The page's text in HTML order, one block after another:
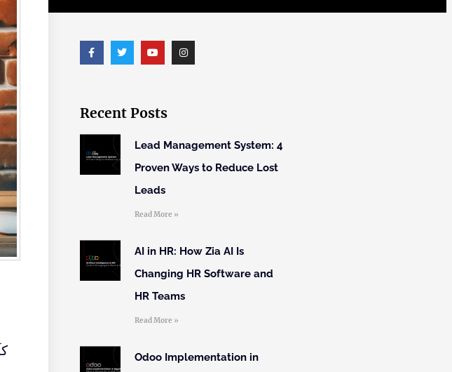
Recent Posts
Lead Management System: 4
Proven Ways to Reduce Lost
Leads
Read More »
AI in HR: How Zia AI Is
Changing HR Software and
HR Teams
Read More »
Odoo Implementation in